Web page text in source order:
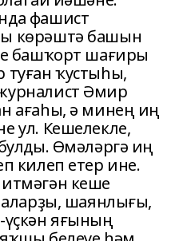
фашист
көрәштә башын
башҡорт шағиры
ҡустыһы,
Әмир
ағаһы, ә минең иң
ул. Кешелекле,
Өмәләргә иң
килеп етер ине.
кеше
шаянлығы,
үҫкән яғының